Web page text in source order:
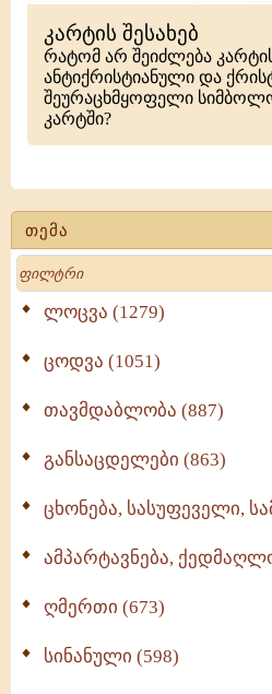
თემა
Search
ლოცვა (1279)
ცოდვა (1051)
თავმდაბლობა (887)
განსაცდელები (863)
ცხონება, სასუფეველი,
ამპარტავნება,
ღმერთი (673)
სინანული (598)
კარტის შესახებ
რატომ არ შეიძლება
ანტიქრისტიანული და
შეურაცხმყოფელი
კარტში?